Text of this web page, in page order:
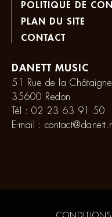
POLITIQUE DE
PLAN DU SITE
CONTACT
DANETT MUSIC
51 Rue de la
35600 Redon
Tél : 02 23 63 91 50
E-mail :
CONDITIONS